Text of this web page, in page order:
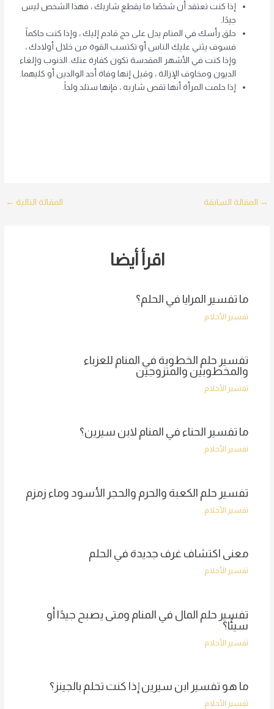
إذا كنت تعتقد أن شخصًا ما يقطع شاربك ، فهذا الشخص ليس
جيدًا.
حلق رأسك في المنام يدل على حج قادم إليك ، وإذا كنت حاكماً
فسوف يثني عليك الناس أو تكتسب القوة من خلال أولادك ،
وإذا كنت في الأشهر المقدسة تكون كفارة عنك. الذنوب وإلغاء
الديون ومخاوف الإزالة ، وقيل إنها وفاة أحد الوالدين أو كليهما.
إذا حلمت المرأة أنها تقص شاربه ، فإنها ستلد ولداً.
Post
→ المقالة السابقة المقالة التالية ←
اقرأ أيضا
ما تفسير المرايا في الحلم؟
تفسير الأحلام
تفسير حلم الخطوبة في المنام للعزباء
والمخطوبين والمتزوجين
تفسير الأحلام
ما تفسير الحناء في المنام لابن سيرين؟
تفسير الأحلام
تفسير حلم الكعبة والحرم والحجر الأسود وماء زمزم
تفسير الأحلام
معنى اكتشاف غرف جديدة في الحلم
تفسير الأحلام
تفسير حلم المال في المنام ومتى يصبح جيدًا أو
سيئًا؟
تفسير الأحلام
ما هو تفسير ابن سيرين إذا كنت تحلم بالجينز؟
تفسير الأحلام